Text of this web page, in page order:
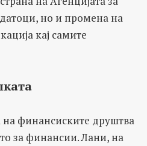
но и промена на
кај самите
на финансиските друштва
за финансии. Лани, на